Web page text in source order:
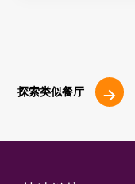
探索类似餐厅